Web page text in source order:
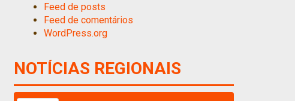
Feed de posts
Feed de comentários
WordPress.org
NOTÍCIAS REGIONAIS